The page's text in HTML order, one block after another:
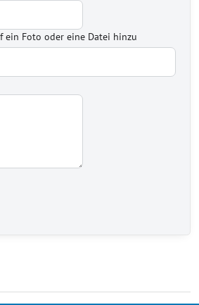
ein Foto oder eine Datei hinzu